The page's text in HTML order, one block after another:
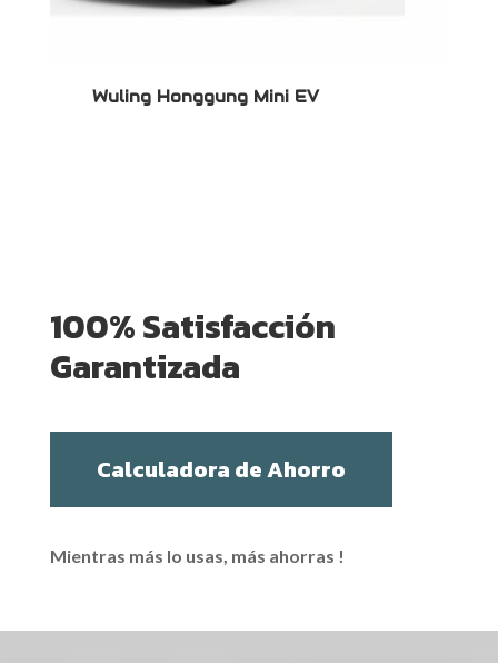
Wuling Bingo S Premium Version
100% Satisfacción
Garantizada
Calculadora de Ahorro
Mientras más lo usas, más ahorras !